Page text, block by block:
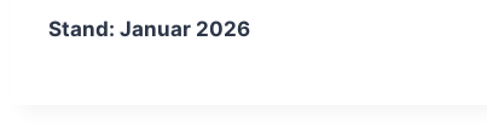
Stand: Januar 2026